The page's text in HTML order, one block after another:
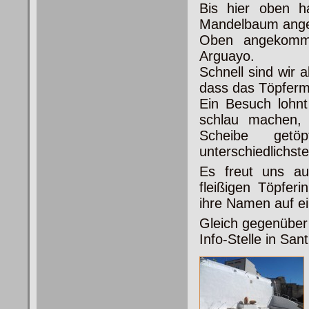
Bis hier oben
Mandelbaum
Oben
Arguayo.
Schnell sind wir
dass das
Ein Besuch
schlau
Scheibe
Es freut uns
fleißigen
ihre Namen auf
Gleich
Info-Stelle in